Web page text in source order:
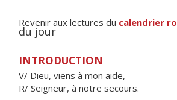
Revenir aux lectures du calendrier
du jour
INTRODUCTION
V/ Dieu, viens à mon aide,
R/ Seigneur, à notre secours.